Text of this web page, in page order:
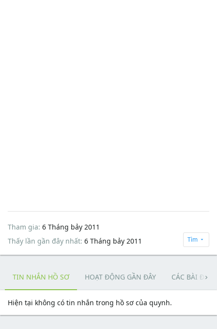
Tham gia 6 Tháng bảy 2011
Thấy lần gần đây nhất 6 Tháng bảy 2011 Tìm
TIN NHẮN HỒ SƠ HOẠT ĐỘNG GẦN ĐÂY CÁC BÀI
Hiện tại không có tin nhắn trong hồ sơ của quynh.